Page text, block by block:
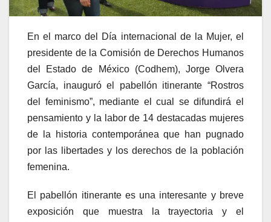
En el marco del Día internacional de la Mujer, el
presidente de la Comisión de Derechos Humanos
del Estado de México (Codhem), Jorge Olvera
García, inauguró el pabellón itinerante “Rostros
del feminismo”, mediante el cual se difundirá el
pensamiento y la labor de 14 destacadas mujeres
de la historia contemporánea que han pugnado
por las libertades y los derechos de la población
femenina.
El pabellón itinerante es una interesante y breve
exposición que muestra la trayectoria y el